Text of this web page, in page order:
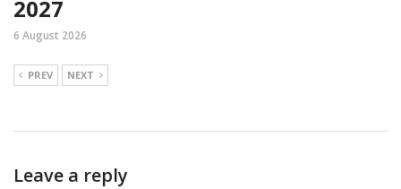
2027
6 August 2026
PREV NEXT
Leave a reply